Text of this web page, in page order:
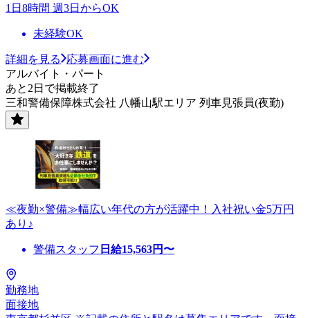
1日8時間 週3日からOK
未経験OK
詳細を見る
応募画面に進む
アルバイト・パート
あと2日で掲載終了
三和警備保障株式会社 八幡山駅エリア 列車見張員(夜勤)
≪夜勤×警備≫幅広い年代の方が活躍中！入社祝い金5万円
あり♪
警備スタッフ 日給15,563円〜
勤務地
面接地